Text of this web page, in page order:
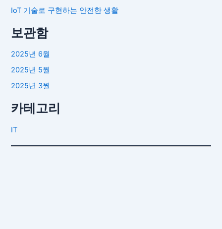
IoT 기술로 구현하는 안전한 생활
보관함
2025년 6월
2025년 5월
2025년 3월
카테고리
IT